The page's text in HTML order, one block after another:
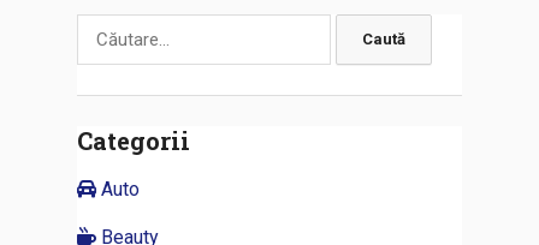
Caută
după:
Categorii
Auto
Beauty